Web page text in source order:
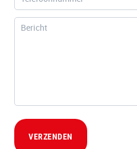
VERZENDEN